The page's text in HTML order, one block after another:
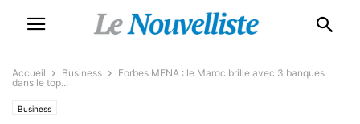
Accueil Business
Forbes MENA : le Maroc brille avec 3 banques
dans le top...
Business